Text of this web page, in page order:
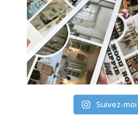
Suivez-